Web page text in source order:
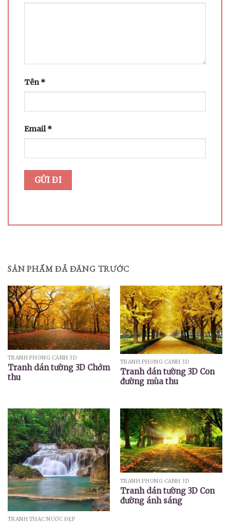
Tên*
Email*
SẢN PHẨM ĐÃ ĐĂNG TRƯỚC
TRANH PHONG CẢNH 3D
Tranh dán tường 3D Chớm
thu
TRANH PHONG CẢNH 3D
Tranh dán tường 3D Con
đường mùa thu
TRANH THÁC NƯỚC ĐẸP
TRANH PHONG CẢNH 3D
Tranh dán tường 3D Con
đường ánh sáng